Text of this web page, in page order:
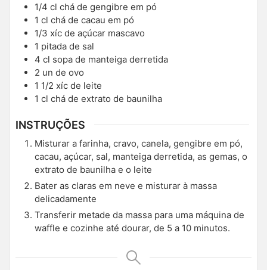
1/4 cl chá de gengibre em pó
1 cl chá de cacau em pó
1/3 xíc de açúcar mascavo
1 pitada de sal
4 cl sopa de manteiga derretida
2 un de ovo
1 1/2 xíc de leite
1 cl chá de extrato de baunilha
INSTRUÇÕES
Misturar a farinha, cravo, canela, gengibre em pó,
cacau, açúcar, sal, manteiga derretida, as gemas, o
extrato de baunilha e o leite
Bater as claras em neve e misturar à massa
delicadamente
Transferir metade da massa para uma máquina de
waffle e cozinhe até dourar, de 5 a 10 minutos.